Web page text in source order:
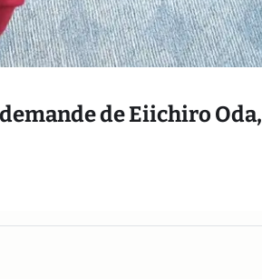
de Eiichiro Oda,